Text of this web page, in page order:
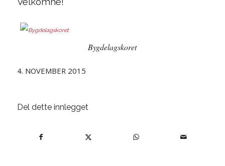
Bygdelagskoret
4. NOVEMBER 2015
Del dette innlegget